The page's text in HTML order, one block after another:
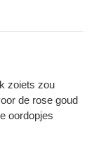
zoiets zou
de rose goud
oordopjes